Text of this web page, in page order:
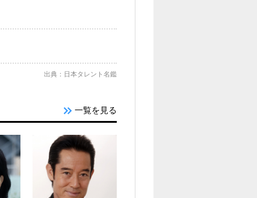
出典：日本タレント名鑑
一覧を見る